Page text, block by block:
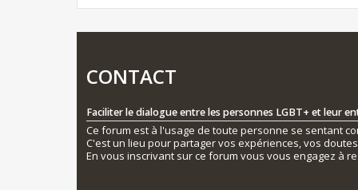
CONTACT
Faciliter le dialogue entre les personnes LGBT+ et leur
Ce forum est à l'usage de toute personne se sentant
C'est un lieu pour partager vos expériences, vos
En vous inscrivant sur ce forum vous vous engagez à